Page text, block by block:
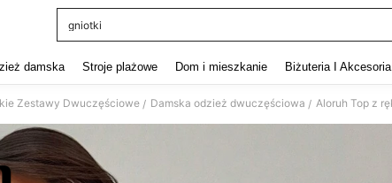
gniotki
damska Stroje plażowe Dom i mieszkanie Biżuteria I Akcesoria
Zestawy Dwuczęściowe / Damska odzież dwuczęściowa /